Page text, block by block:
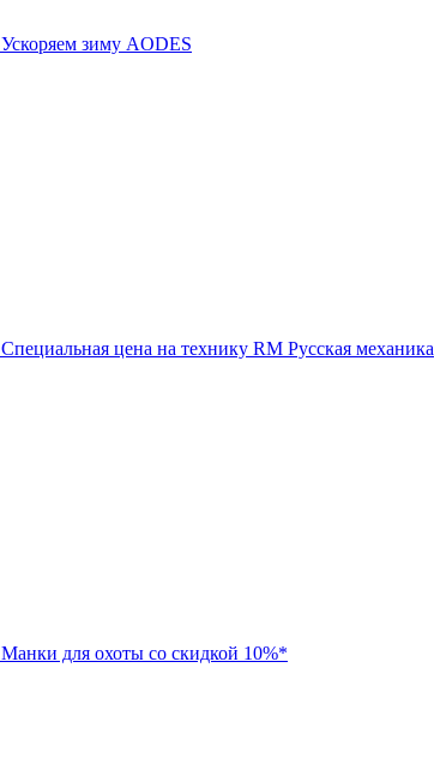
Ускоряем зиму AODES
Специальная цена на технику RM Русская механика
Манки для охоты со скидкой 10%*